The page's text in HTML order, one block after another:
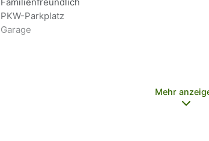
Familienfreundlich
PKW-Parkplatz
Garage
Mehr